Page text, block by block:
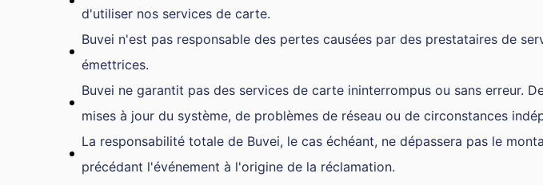
d'utiliser nos services de carte.
Buvei n'est pas responsable des pertes causées par des prestataires de
émettrices.
Buvei ne garantit pas des services de carte ininterrompus ou sans erreur.
mises à jour du système, de problèmes de réseau ou de circonstances
La responsabilité totale de Buvei, le cas échéant, ne dépassera pas le
précédant l'événement à l'origine de la réclamation.